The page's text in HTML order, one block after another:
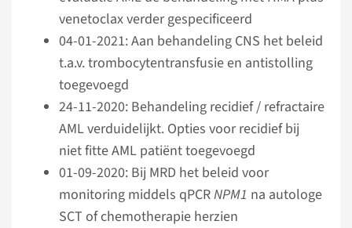
venetoclax verder gespecificeerd
04-01-2021: Aan behandeling CNS het beleid
t.a.v. trombocytentransfusie en antistolling
toegevoegd
24-11-2020: Behandeling recidief / refractaire
AML verduidelijkt. Opties voor recidief bij
niet fitte AML patiënt toegevoegd
01-09-2020: Bij MRD het beleid voor
monitoring middels qPCRNPM1 na autologe
SCT of chemotherapie herzien